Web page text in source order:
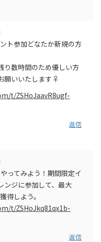
ト参加どなたか新規の方
り数時間のため優しい方
願いいたします‍♀️
t/ZSHoJaavR8ugf-
返信
ってみよう！期間限定イ
ンジに参加して、最大
得しよう。
t/ZSHoJkq81qx1b-
返信